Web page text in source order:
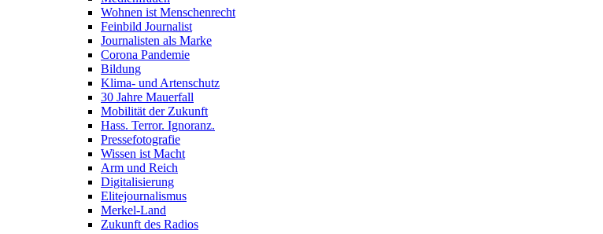
Wohnen ist Menschenrecht
Feinbild Journalist
Journalisten als Marke
Corona Pandemie
Bildung
Klima- und Artenschutz
30 Jahre Mauerfall
Mobilität der Zukunft
Hass. Terror. Ignoranz.
Pressefotografie
Wissen ist Macht
Arm und Reich
Digitalisierung
Elitejournalismus
Merkel-Land
Zukunft des Radios